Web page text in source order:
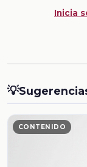
Inicia
💡
CONTENIDO